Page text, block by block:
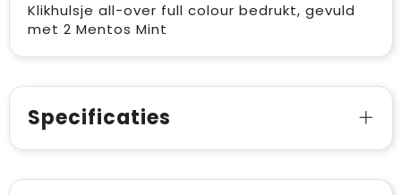
Klikhulsje all-over full colour bedrukt, gevuld
met 2 Mentos Mint
Specificaties